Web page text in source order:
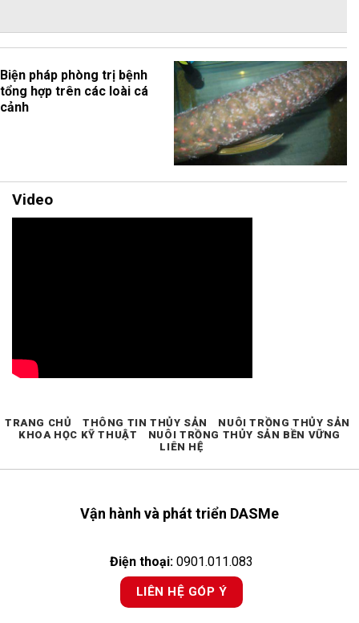
Biện pháp phòng trị bệnh
tổng hợp trên các loài cá
cảnh
Video
Vận hành và phát triển DASMe
Điện thoại: 0901.011.083
LIÊN HỆ GÓP Ý
TRANG CHỦ THÔNG TIN THỦY SẢN
NUÔI TRỒNG THỦY SẢN
KHOA HỌC KỸ THUẬT
NUÔI TRỒNG THỦY SẢN BỀN VỮNG
LIÊN HỆ